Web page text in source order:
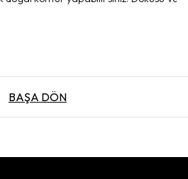
BAŞA DÖN